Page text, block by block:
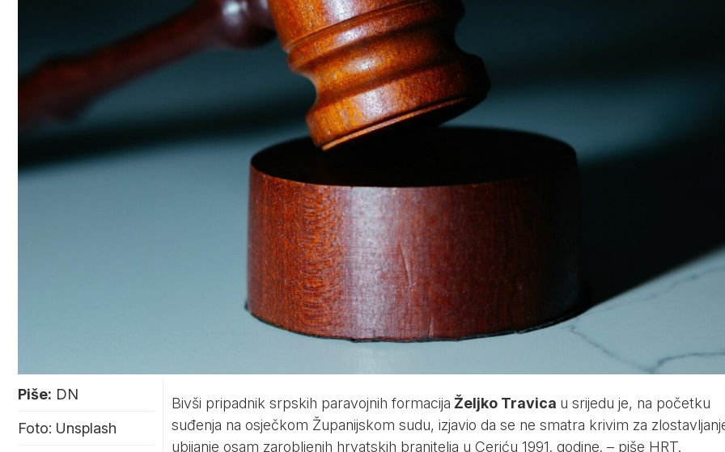
Piše: DN
Foto: Unsplash
Bivši pripadnik srpskih paravojnih formacija Željko Travica u srijedu je, na početku
suđenja na osječkom Županijskom sudu, izjavio da se ne smatra krivim za
ubijanje osam zarobljenih hrvatskih branitelja u Ceriću 1991. godine. – piše HRT.